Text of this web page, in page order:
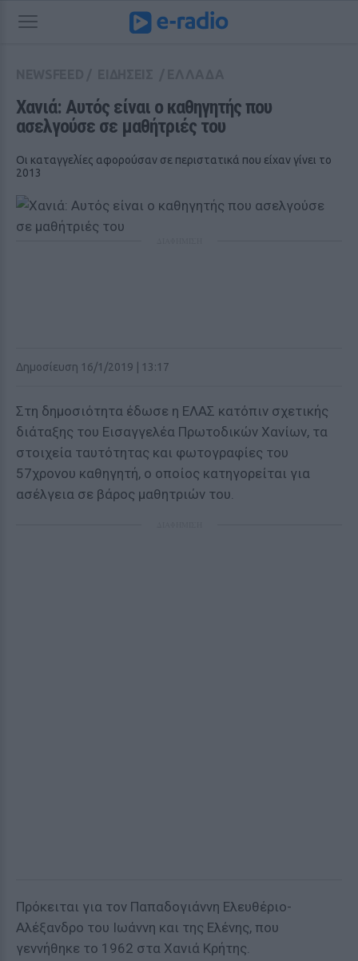
Χανιά: Αυτός είναι ο καθηγητής που
ασελγούσε σε μαθήτριές του
Οι καταγγελίες αφορούσαν σε περιστατικά που είχαν γίνει το
2013
Δημοσίευση 16/1/2019 | 13:17
Στη δημοσιότητα έδωσε η ΕΛΑΣ κατόπιν σχετικής
διάταξης του Εισαγγελέα Πρωτοδικών Χανίων, τα
στοιχεία ταυτότητας και φωτογραφίες του
57χρονου καθηγητή, ο οποίος κατηγορείται για
ασέλγεια σε βάρος μαθητριών του.
Πρόκειται για τον Παπαδογιάννη Ελευθέριο-
Αλέξανδρο του Ιωάννη και της Ελένης, που
γεννήθηκε το 1962 στα Χανιά Κρήτης.